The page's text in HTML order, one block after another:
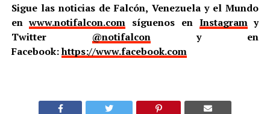
Sigue las noticias de Falcón, Venezuela y el Mundo
enwww.notifalcon.com síguenos en Instagramy
Twitter @notifalcony en
Facebook:https://www.facebook.com